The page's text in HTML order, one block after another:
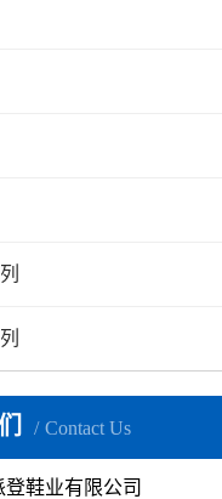
Contact Us
登鞋业有限公司